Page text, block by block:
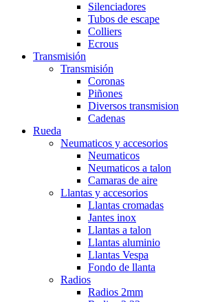
Silenciadores
Tubos de escape
Colliers
Ecrous
Transmisión
Transmisión
Coronas
Piñones
Diversos transmision
Cadenas
Rueda
Neumaticos y accesorios
Neumaticos
Neumaticos a talon
Camaras de aire
Llantas y accesorios
Llantas cromadas
Jantes inox
Llantas a talon
Llantas aluminio
Llantas Vespa
Fondo de llanta
Radios
Radios 2mm